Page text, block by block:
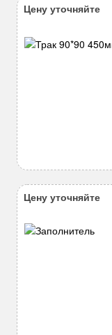
Цену уточняйте
Цену уточняйте